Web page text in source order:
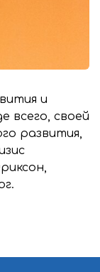
и
всего, своей
развития,